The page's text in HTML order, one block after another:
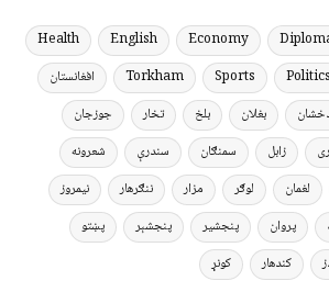
Economy
English
Health
Politics
Sports
Torkham
افغانستان
بغلان بلخ تخار
جوزجان
زابل سمنګان سندرې
شعرونه
لغمان لوګر مزار ننګرهار
نیمروز
پروان پنجشیر پنجشېر
پښتو
کندهار کونړ